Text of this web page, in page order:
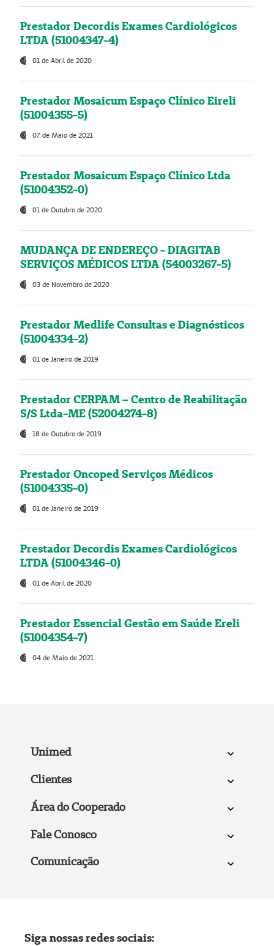
Prestador Decordis Exames Cardiológicos
LTDA (51004347-4)
01 de Abril de 2020
Prestador Mosaicum Espaço Clínico Eireli
(51004355-5)
07 de Maio de 2021
Prestador Mosaicum Espaço Clínico Ltda
(51004352-0)
01 de Outubro de 2020
MUDANÇA DE ENDEREÇO - DIAGITAB
SERVIÇOS MÉDICOS LTDA (54003267-5)
03 de Novembro de 2020
Prestador Medlife Consultas e Diagnósticos
(51004334-2)
01 de Janeiro de 2019
Prestador CERPAM – Centro de Reabilitação
S/S Ltda-ME (52004274-8)
18 de Outubro de 2019
Prestador Oncoped Serviços Médicos
(51004335-0)
01 de Janeiro de 2019
Prestador Decordis Exames Cardiológicos
LTDA (51004346-0)
01 de Abril de 2020
Prestador Essencial Gestão em Saúde Ereli
(51004354-7)
04 de Maio de 2021
Unimed
Clientes
Área do Cooperado
Fale Conosco
Comunicação
Siga nossas redes sociais: